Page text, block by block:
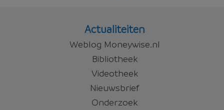
Actualiteiten
Weblog Moneywise.nl
Bibliotheek
Videotheek
Nieuwsbrief
Onderzoek